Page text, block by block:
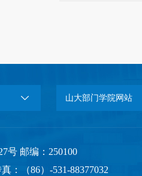
山大部门学院网站
号 邮编：250100
：（86）-531-88377032